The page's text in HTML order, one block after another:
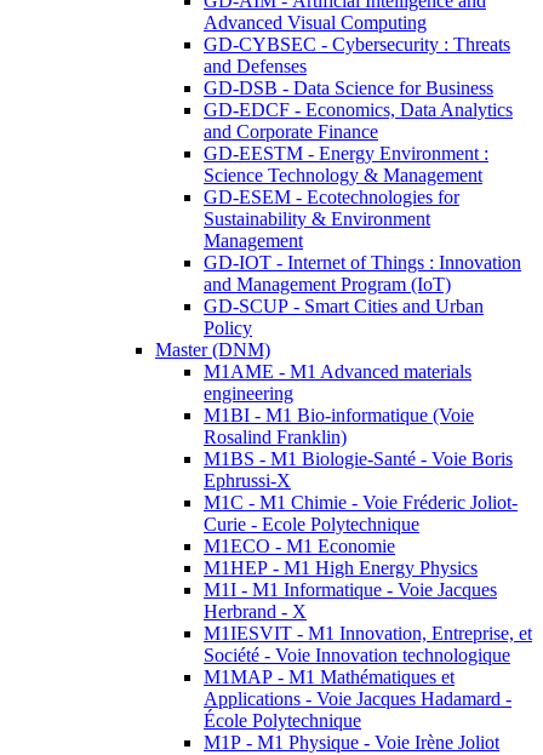
Advanced Visual Computing
GD-CYBSEC - Cybersecurity : Threats
and Defenses
GD-DSB - Data Science for Business
GD-EDCF - Economics, Data Analytics
and Corporate Finance
GD-EESTM - Energy Environment :
Science Technology & Management
GD-ESEM - Ecotechnologies for
Sustainability & Environment
Management
GD-IOT - Internet of Things : Innovation
and Management Program (IoT)
GD-SCUP - Smart Cities and Urban
Policy
Master (DNM)
M1AME - M1 Advanced materials
engineering
M1BI - M1 Bio-informatique (Voie
Rosalind Franklin)
M1BS - M1 Biologie-Santé - Voie Boris
Ephrussi-X
M1C - M1 Chimie - Voie Fréderic Joliot-
Curie - Ecole Polytechnique
M1ECO - M1 Economie
M1HEP - M1 High Energy Physics
M1I - M1 Informatique - Voie Jacques
Herbrand - X
M1IESVIT - M1 Innovation, Entreprise, et
Société - Voie Innovation technologique
M1MAP - M1 Mathématiques et
Applications - Voie Jacques Hadamard -
École Polytechnique
M1P - M1 Physique - Voie Irène Joliot